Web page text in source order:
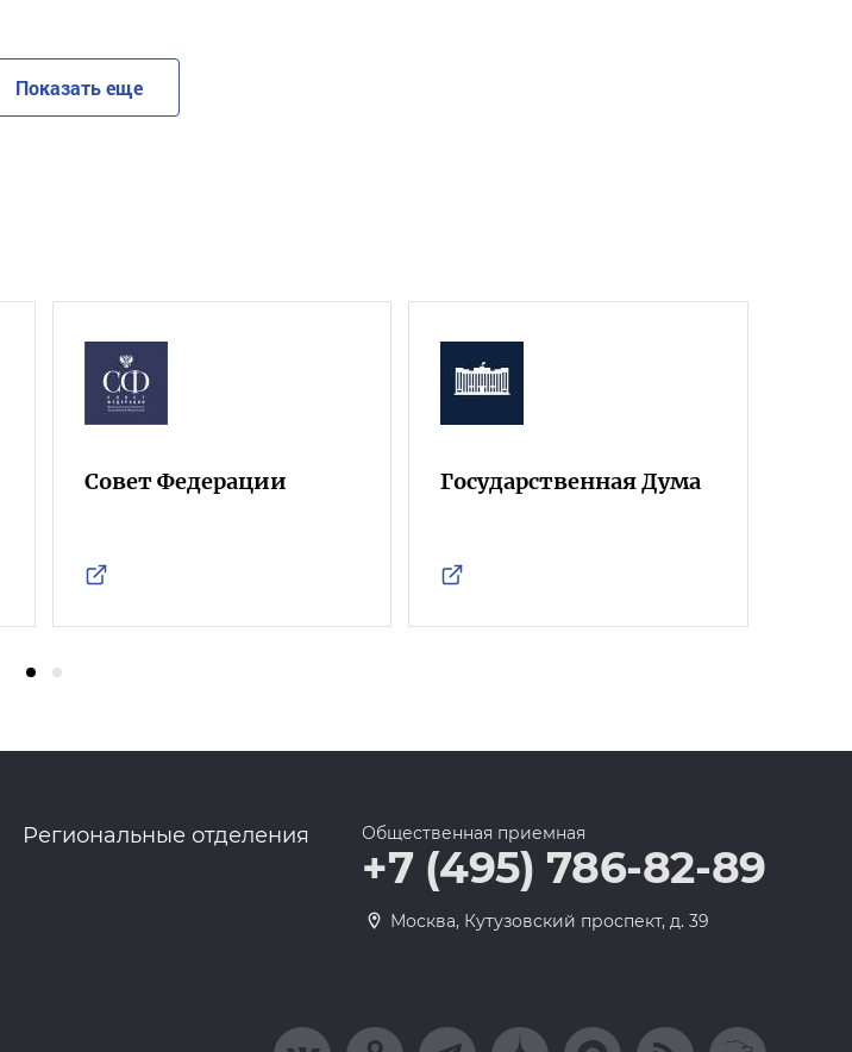
Показать еще
Совет Федерации Государственная Дума
Региональные отделения Общественная приемная
+7 (495) 786-82-89
Москва, Кутузовский проспект, д. 39